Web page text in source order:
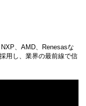
、AMD、Renesasな
用し、業界の最前線で信